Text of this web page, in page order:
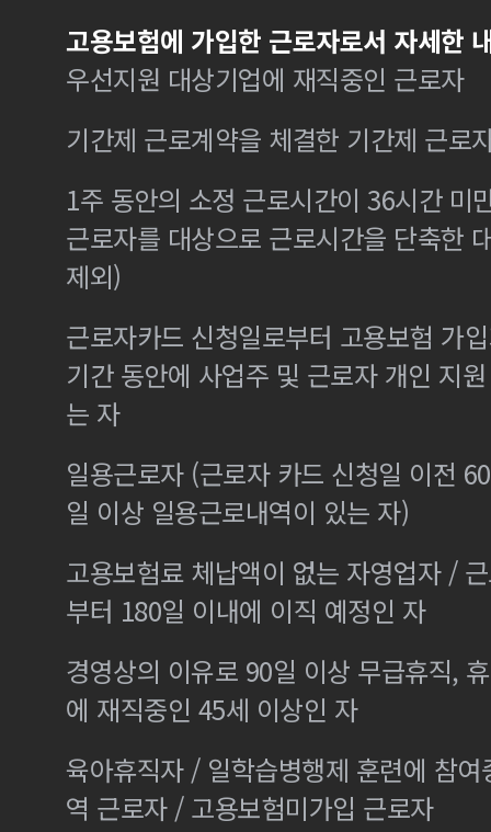
고용보험에 가입한 근로자로서 자세한
우선지원 대상기업에 재직중인 근로자
기간제 근로계약을 체결한 기간제 근로
1주 동안의 소정 근로시간이 36시간 미
근로자를 대상으로 근로시간을 단축한
제외)
근로자카드 신청일로부터 고용보험 가
기간 동안에 사업주 및 근로자 개인 지
는 자
일용근로자 (근로자 카드 신청일 이전
일 이상 일용근로내역이 있는 자)
고용보험료 체납액이 없는 자영업자 /
부터 180일 이내에 이직 예정인 자
경영상의 이유로 90일 이상 무급휴직,
에 재직중인 45세 이상인 자
육아휴직자 / 일학습병행제 훈련에 참
역 근로자 / 고용보험미가입 근로자